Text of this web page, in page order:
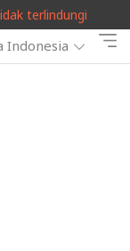
terlindungi
Indonesia